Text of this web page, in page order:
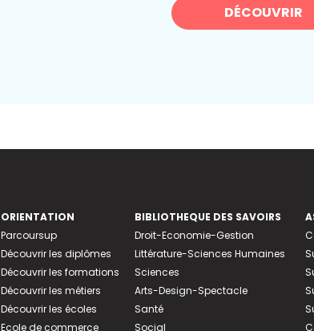
DÉCOUVRIR
ORIENTATION
Parcoursup
Découvrir les diplômes
Découvrir les formations
Découvrir les métiers
Découvrir les écoles
Ecole de commerce
BIBLIOTHEQUE DES SAVOIRS
Droit-Economie-Gestion
Littérature-Sciences Humaines
Sciences
Arts-Design-Spectacle
Santé
Social